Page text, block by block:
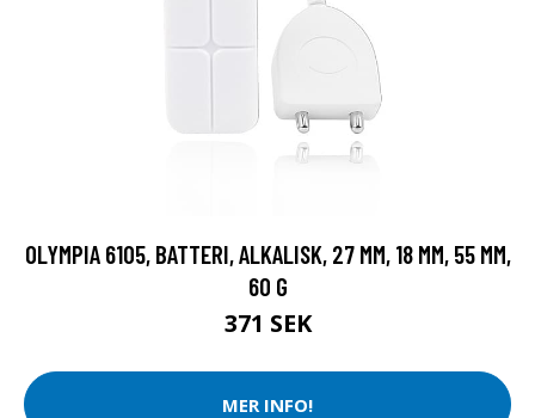
OLYMPIA 6105, BATTERI, ALKALISK, 27 MM, 18 MM, 55 MM,
60 G
371 SEK
MER INFO!